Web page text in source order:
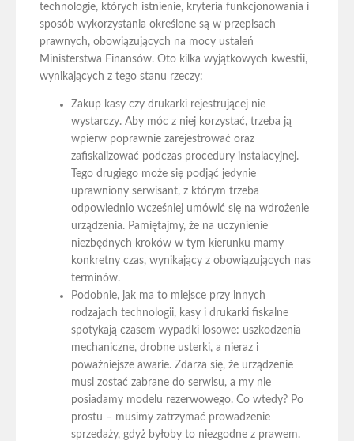
technologie, których istnienie, kryteria funkcjonowania i
sposób wykorzystania określone są w przepisach
prawnych, obowiązujących na mocy ustaleń
Ministerstwa Finansów. Oto kilka wyjątkowych kwestii,
wynikających z tego stanu rzeczy:
Zakup kasy czy drukarki rejestrującej nie
wystarczy. Aby móc z niej korzystać, trzeba ją
wpierw poprawnie zarejestrować oraz
zafiskalizować podczas procedury instalacyjnej.
Tego drugiego może się podjąć jedynie
uprawniony serwisant, z którym trzeba
odpowiednio wcześniej umówić się na wdrożenie
urządzenia. Pamiętajmy, że na uczynienie
niezbędnych kroków w tym kierunku mamy
konkretny czas, wynikający z obowiązujących nas
terminów.
Podobnie, jak ma to miejsce przy innych
rodzajach technologii, kasy i drukarki fiskalne
spotykają czasem wypadki losowe: uszkodzenia
mechaniczne, drobne usterki, a nieraz i
poważniejsze awarie. Zdarza się, że urządzenie
musi zostać zabrane do serwisu, a my nie
posiadamy modelu rezerwowego. Co wtedy? Po
prostu – musimy zatrzymać prowadzenie
sprzedaży, gdyż byłoby to niezgodne z prawem.